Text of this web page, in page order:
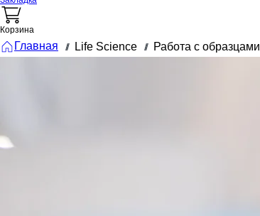
Корзина
Главная /// Life Science /// Работа с образцами